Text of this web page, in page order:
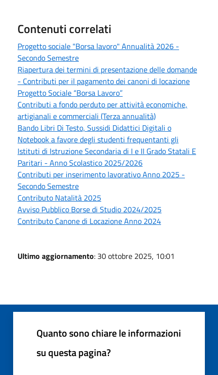
Contenuti correlati
Progetto sociale "Borsa lavoro" Annualità 2026 -
Secondo Semestre
Riapertura dei termini di presentazione delle domande
- Contributi per il pagamento dei canoni di locazione
Progetto Sociale “Borsa Lavoro”
Contributi a fondo perduto per attività economiche,
artigianali e commerciali (Terza annualità)
Bando Libri Di Testo, Sussidi Didattici Digitali o
Notebook a favore degli studenti frequentanti gli
Istituti di Istruzione Secondaria di I e II Grado Statali E
Paritari - Anno Scolastico 2025/2026
Contributi per inserimento lavorativo Anno 2025 -
Secondo Semestre
Contributo Natalità 2025
Avviso Pubblico Borse di Studio 2024/2025
Contributo Canone di Locazione Anno 2024
Ultimo aggiornamento: 30 ottobre 2025, 10:01
Quanto sono chiare le informazioni
su questa pagina?